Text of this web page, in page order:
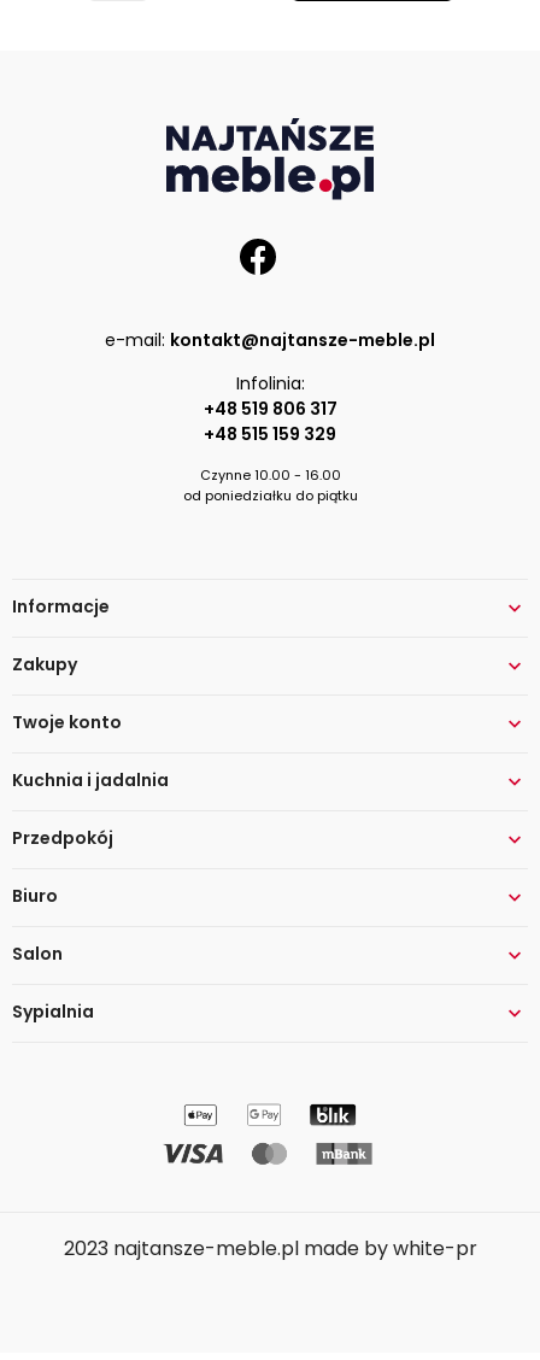
e-mail: kontakt@najtansze-meble.pl
Infolinia:
+48 519 806 317
+48 515 159 329
Czynne 10.00 - 16.00
od poniedziałku do piątku
Informacje 
Zakupy 
Twoje konto 
Kuchnia i jadalnia 
Przedpokój 
Biuro 
Salon 
Sypialnia 
2023 najtansze-meble.pl made by white-pr